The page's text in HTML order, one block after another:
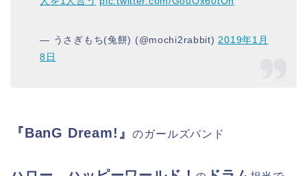
— うさぎもち(兔餅) (@mochi2rabbit) 2019年1月
8日
『BanG Dream!』のガールズバンド